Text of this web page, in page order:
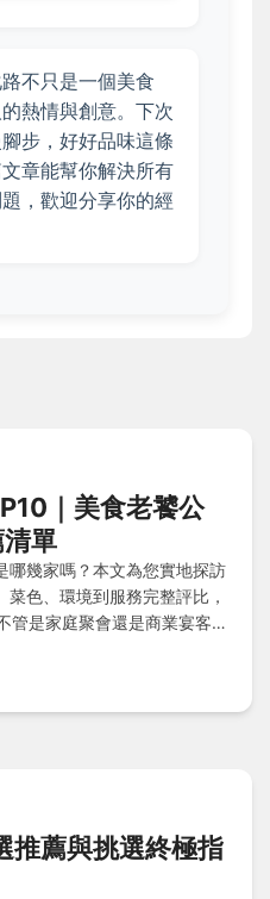
不只是一個美食
熱情與創意。下次
步，好好品味這條
章能幫你解決所有
，歡迎分享你的經
｜美食老饕公
單
幾家嗎？本文為您實地探訪
色、環境到服務完整評比，
管是家庭聚會還是商業宴客都
推薦與挑選終極指